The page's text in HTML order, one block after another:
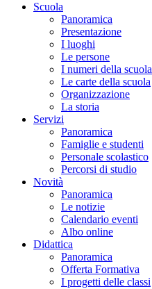
Scuola
Panoramica
Presentazione
I luoghi
Le persone
I numeri della scuola
Le carte della scuola
Organizzazione
La storia
Servizi
Panoramica
Famiglie e studenti
Personale scolastico
Percorsi di studio
Novità
Panoramica
Le notizie
Calendario eventi
Albo online
Didattica
Panoramica
Offerta Formativa
I progetti delle classi